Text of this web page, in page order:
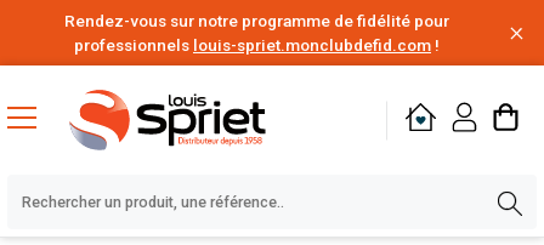
Rendez-vous sur notre programme de fidélité pour
professionnels louis-spriet.monclubdefid.com !